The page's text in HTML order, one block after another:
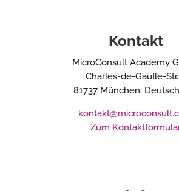
Kontakt
MicroConsult Academy
Charles-de-Gaulle-
81737 München,
Zum